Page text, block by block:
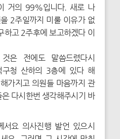
거의 99%입니다. 새로 나
2주일까지 미룰 이유가 없
고 2주후에 보고하겠다 이
은 전에도 말씀드렸다시
청 산하의 3층에 있다 해
가지고 의원들 마음까지 관
다시한번 생각해주시기 바
서요 의사진행 발언 있으시